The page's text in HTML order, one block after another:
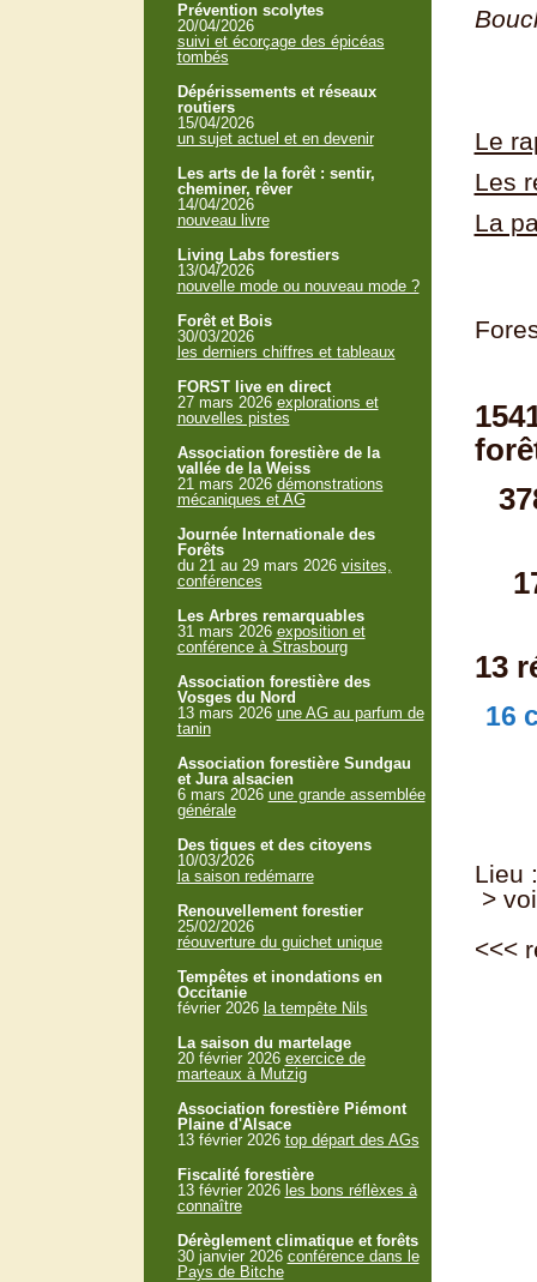
Le
Les
La
13
16
Lieu
>
<<<
Prévention scolytes
20/04/2026
suivi et écorçage des épicéas
tombés
Dépérissements et réseaux
routiers
15/04/2026
un sujet actuel et en devenir
Les arts de la forêt : sentir,
cheminer, rêver
14/04/2026
nouveau livre
Living Labs forestiers
13/04/2026
nouvelle mode ou nouveau mode ?
Forêt et Bois
30/03/2026
les derniers chiffres et tableaux
FORST live en direct
27 mars 2026 explorations et
nouvelles pistes
Association forestière de la
vallée de la Weiss
21 mars 2026 démonstrations
mécaniques et AG
Journée Internationale des
Forêts
du 21 au 29 mars 2026 visites,
conférences
Les Arbres remarquables
31 mars 2026 exposition et
conférence à Strasbourg
Association forestière des
Vosges du Nord
13 mars 2026 une AG au parfum de
tanin
Association forestière Sundgau
et Jura alsacien
6 mars 2026 une grande assemblée
générale
Des tiques et des citoyens
10/03/2026
la saison redémarre
Renouvellement forestier
25/02/2026
réouverture du guichet unique
Tempêtes et inondations en
Occitanie
février 2026 la tempête Nils
La saison du martelage
20 février 2026 exercice de
marteaux à Mutzig
Association forestière Piémont
Plaine d'Alsace
13 février 2026 top départ des AGs
Fiscalité forestière
13 février 2026 les bons réflèxes à
connaître
Dérèglement climatique et forêts
30 janvier 2026 conférence dans le
Pays de Bitche